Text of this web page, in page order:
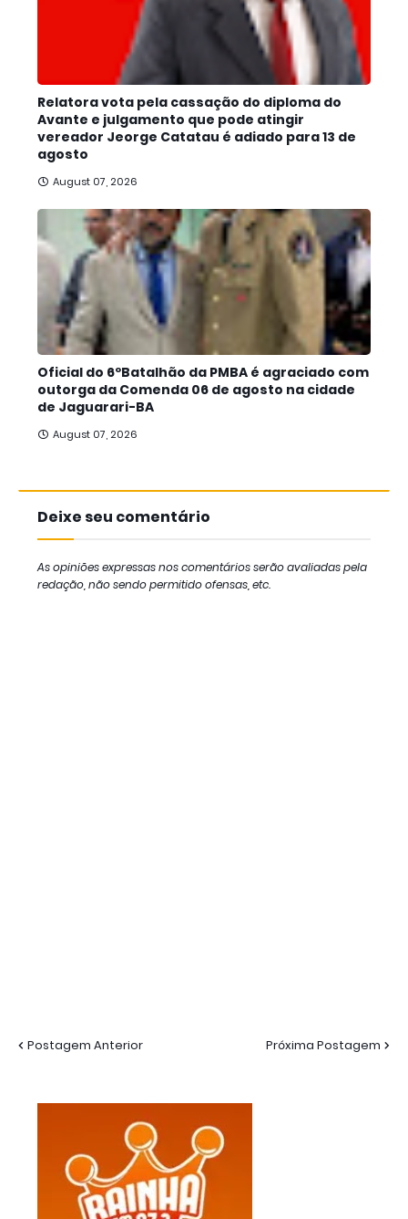
Relatora vota pela cassação do diploma do
Avante e julgamento que pode atingir
vereador Jeorge Catatau é adiado para 13 de
agosto
August 07, 2026
Oficial do 6ºBatalhão da PMBA é agraciado com
outorga da Comenda 06 de agosto na cidade
de Jaguarari-BA
August 07, 2026
Deixe seu comentário
As opiniões expressas nos comentários serão avaliadas pela
redação, não sendo permitido ofensas, etc.
Postagem Anterior Próxima Postagem